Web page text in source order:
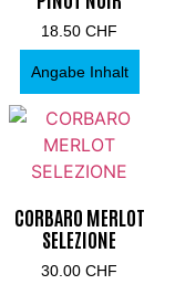
18.50CHF
Angabe Inhalt
CORBARO MERLOT
SELEZIONE
30.00CHF